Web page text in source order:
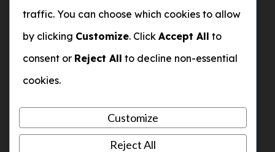
WhatsApp
yisp@semenpadangschools.id
traffic. You can choose which cookies to allow
by clicking Customize. Click Accept All to
consent or Reject All to decline non-essential
cookies.
Customize
Reject All